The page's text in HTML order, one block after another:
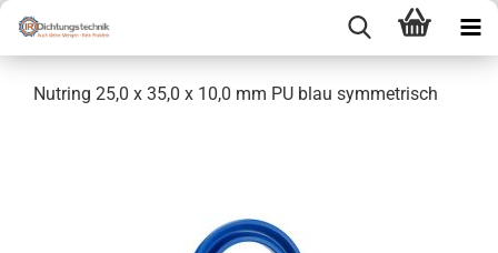
Nutring 25,0 x 35,0 x 10,0 mm PU blau symmetrisch